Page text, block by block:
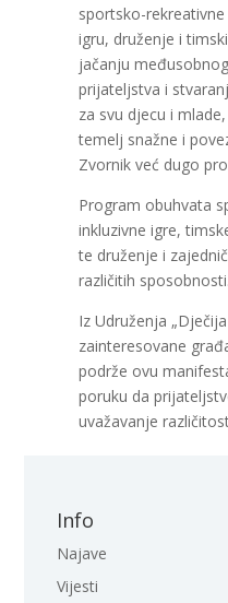
sportsko-
igru, druženje i
jačanju
prijateljstva i
za svu djecu i
temelj snažne i
Zvornik već dugo
Program obuhvata
inkluzivne igre,
te druženje i
različitih sposobnosti.
Iz Udruženja
zainteresovane
podrže ovu
poruku da
uvažavanje
Info
Najave
Vijesti